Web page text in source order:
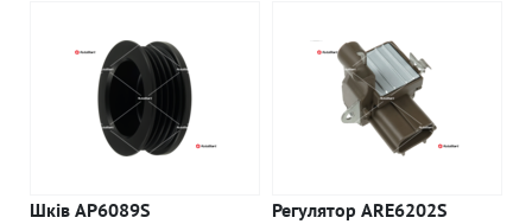
Шків AP6089S
Регулятор ARE6202S